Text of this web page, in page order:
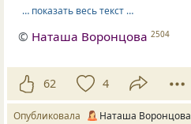
… показать весь текст …
© Наташа Воронцова 2504
62 4
Опубликовала Наташа Воронцова